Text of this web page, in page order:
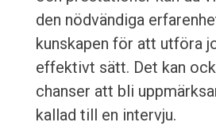
den nödvändiga
kunskapen för att utföra
effektivt sätt. Det kan
chanser att bli
kallad till en intervju.